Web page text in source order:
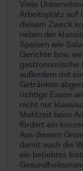
Viele
Arbeitsplatz auf
diesem Zweck
neben der
Speisen wie
Gerichte bzw.
gastronomische
außerdem mit
Getränken
richtige Essen
nicht nur
Mahlzeit beim
fördert ein
Aus diesem
damit auch die
ein beliebtes